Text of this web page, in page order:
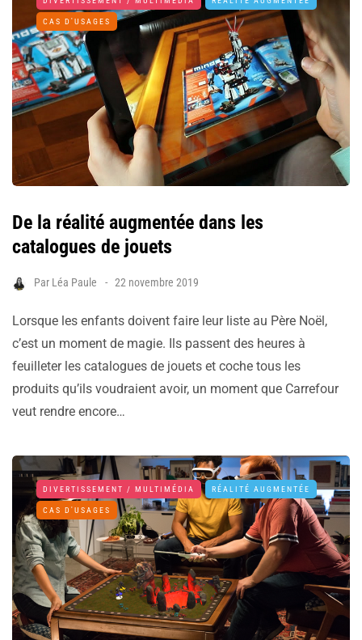
CAS D'USAGES
De la réalité augmentée dans les
catalogues de jouets
Par Léa Paule 22 novembre 2019
Lorsque les enfants doivent faire leur liste au Père Noël,
c’est un moment de magie. Ils passent des heures à
feuilleter les catalogues de jouets et coche tous les
produits qu’ils voudraient avoir, un moment que Carrefour
veut rendre encore…
DIVERTISSEMENT / MULTIMÉDIA RÉALITÉ AUGMENTÉE
CAS D'USAGES